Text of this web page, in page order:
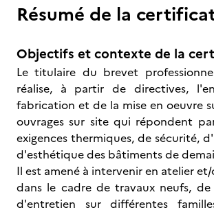
Résumé de la
Objectifs et contexte de la
Le titulaire du brevet
réalise, à partir de directives,
fabrication et de la mise en oeuvre
ouvrages sur site qui répondent
exigences thermiques, de sécurité,
d'esthétique des bâtiments de
Il est amené à intervenir en atelier
dans le cadre de travaux neufs,
d'entretien sur différentes